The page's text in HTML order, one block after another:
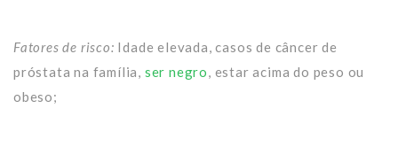
Fatores de risco: Idade elevada, casos de câncer de
próstata na família, ser negro, estar acima do peso ou
obeso;